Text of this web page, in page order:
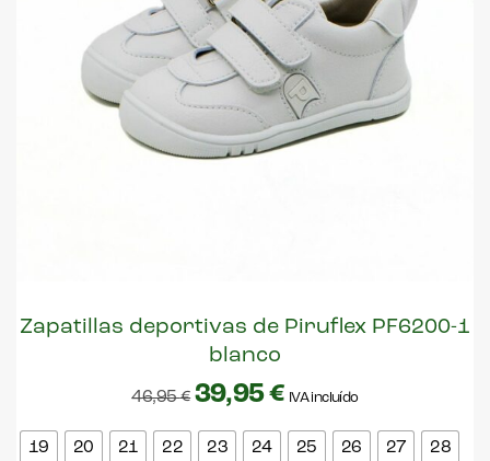
Zapatillas deportivas de Piruflex PF6200-1
blanco
46,95€ 39,95€ IVA incluído
19 20 21 22 23 24 25 26 27 28